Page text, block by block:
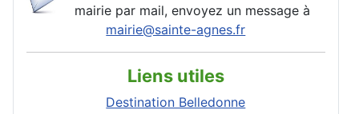
mairie par mail, envoyez un message à
mairie@sainte-agnes.fr
Liens utiles
Destination Belledonne